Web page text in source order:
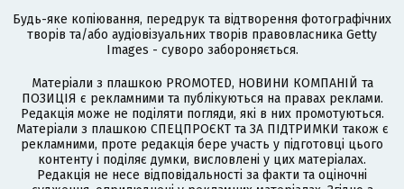
Будь-яке копіювання, передрук та відтворення фотографічних
творів та/або аудіовізуальних творів правовласника Getty
Images - суворо забороняється.
Матеріали з плашкою PROMOTED, НОВИНИ КОМПАНІЙ та
ПОЗИЦІЯ є рекламними та публікуються на правах реклами.
Редакція може не поділяти погляди, які в них промотуються.
Матеріали з плашкою СПЕЦПРОЄКТ та ЗА ПІДТРИМКИ також є
рекламними, проте редакція бере участь у підготовці цього
контенту і поділяє думки, висловлені у цих матеріалах.
Редакція не несе відповідальності за факти та оціночні